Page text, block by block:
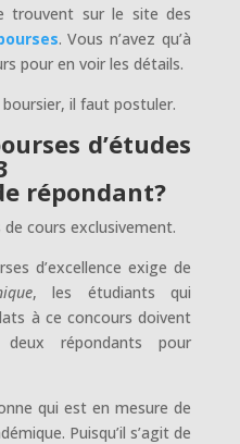
trouvent sur le site des
. Vous n’avez qu’à
pour en voir les détails.
il faut postuler.
d’études
répondant?
cours exclusivement.
d’excellence exige de
, les étudiants qui
à ce concours doivent
deux répondants pour
qui est en mesure de
Puisqu’il s’agit de